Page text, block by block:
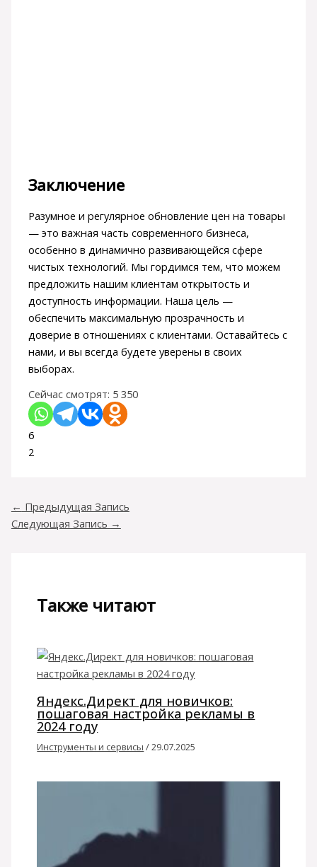
Заключение
Разумное и регулярное обновление цен на товары
— это важная часть современного бизнеса,
особенно в динамично развивающейся сфере
чистых технологий. Мы гордимся тем, что можем
предложить нашим клиентам открытость и
доступность информации. Наша цель —
обеспечить максимальную прозрачность и
доверие в отношениях с клиентами. Оставайтесь с
нами, и вы всегда будете уверены в своих
выборах.
Сейчас смотрят: 5 350
6
2
← Предыдущая Запись
Следующая Запись →
Также читают
Яндекс.Директ для новичков:
пошаговая настройка рекламы в
2024 году
Инструменты и сервисы /29.07.2025